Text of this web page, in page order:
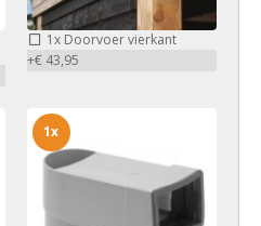
1xDoorvoer vierkant
+€ 43,95
1x